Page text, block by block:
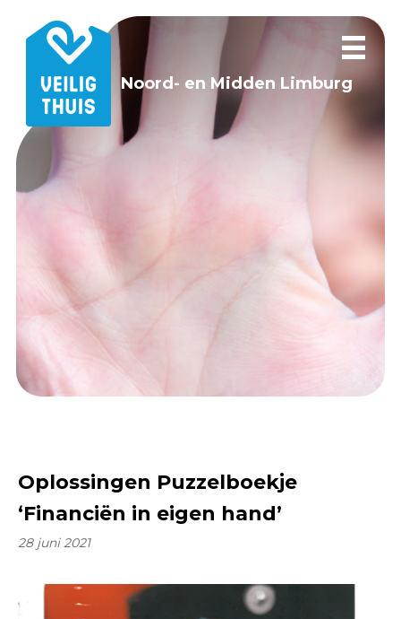
Noord- en Midden Limburg
Oplossingen Puzzelboekje
‘Financiën in eigen hand’
28 juni 2021